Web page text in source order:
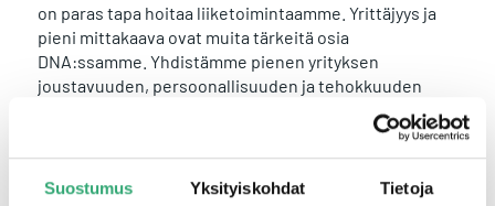
Suostumus Yksityiskohdat Tietoja
on paras tapa hoitaa liiketoimintaamme. Yrittäjyys ja
pieni mittakaava ovat muita tärkeitä osia
DNA:ssamme. Yhdistämme pienen yrityksen
joustavuuden, persoonallisuuden ja tehokkuuden
suuren yrityksen resursseihin, verkostoon ja
Addtech 20 vuotta